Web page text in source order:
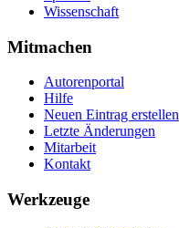
Wissenschaft
Mitmachen
Autorenportal
Hilfe
Neuen Eintrag erstellen
Letzte Änderungen
Mitarbeit
Kontakt
Werkzeuge